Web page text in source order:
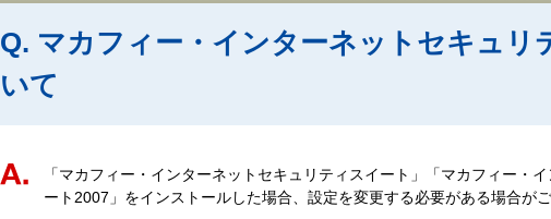
Q. マカフィー・インターネットセキュリ
いて
「マカフィー・インターネットセキュリティスイート」「マカフィー・
ート2007」をインストールした場合、設定を変更する必要がある場合がご